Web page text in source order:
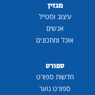
מגזין
עיצוב וסטייל
אנשים
אוכל ומתכונים
ספורט
חדשות ספורט
ספורט נוער